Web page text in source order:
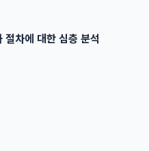
절차에 대한 심층 분석